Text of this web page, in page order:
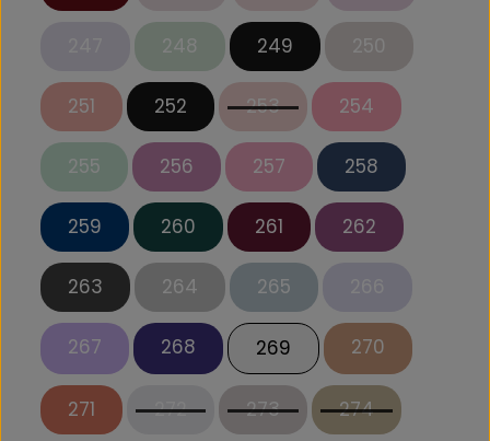
248 249 250
251 252 253 254
255 256 257 258
259 260 261 262
263 264 265
267 268 269 270
271 272 273 274